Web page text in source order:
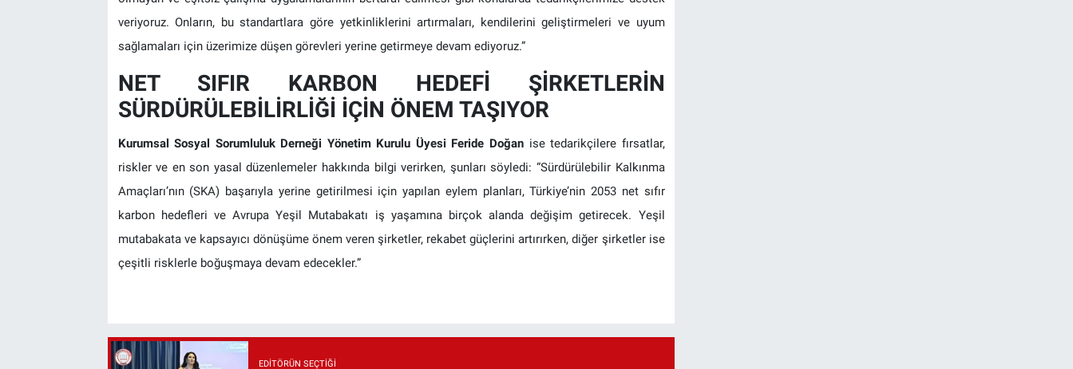
veriyoruz. Onların, bu standartlara göre yetkinliklerini artırmaları, kendilerini geliştirmeleri ve uyum
sağlamaları için üzerimize düşen görevleri yerine getirmeye devam ediyoruz.”
NET SIFIR KARBON HEDEFİ ŞİRKETLERİN
SÜRDÜRÜLEBİLİRLİĞİ İÇİN ÖNEM TAŞIYOR
Kurumsal Sosyal Sorumluluk Derneği Yönetim Kurulu Üyesi Feride Doğanise tedarikçilere fırsatlar,
riskler ve en son yasal düzenlemeler hakkında bilgi verirken, şunları söyledi: “Sürdürülebilir Kalkınma
Amaçları’nın (SKA) başarıyla yerine getirilmesi için yapılan eylem planları, Türkiye’nin 2053 net sıfır
karbon hedefleri ve Avrupa Yeşil Mutabakatı iş yaşamına birçok alanda değişim getirecek. Yeşil
mutabakata ve kapsayıcı dönüşüme önem veren şirketler, rekabet güçlerini artırırken, diğer şirketler ise
çeşitli risklerle boğuşmaya devam edecekler.”
EDITÖRÜN SEÇTIĞI